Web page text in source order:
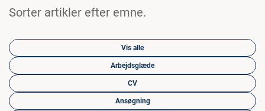
Sorter artikler efter emne.
Vis alle
Arbejdsglæde
CV
Ansøgning